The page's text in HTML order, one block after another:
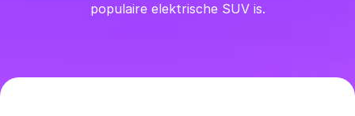
populaire elektrische SUV is.